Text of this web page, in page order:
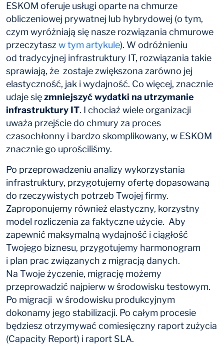
ESKOM oferuje usługi oparte na chmurze
obliczeniowej prywatnej lub hybrydowej (o tym,
czym wyróżniają się nasze rozwiązania chmurowe
przeczytasz w tym artykule). W odróżnieniu
od tradycyjnej infrastruktury IT, rozwiązania takie
sprawiają, że zostaje zwiększona zarówno jej
elastyczność, jak i wydajność. Co więcej, znacznie
udaje sięzmniejszyć wydatki na utrzymanie
infrastruktury IT. I chociaż wiele organizacji
uważa przejście do chmury za proces
czasochłonny i bardzo skomplikowany, w ESKOM
znacznie go uprościliśmy.
Po przeprowadzeniu analizy wykorzystania
infrastruktury, przygotujemy ofertę dopasowaną
do rzeczywistych potrzeb Twojej firmy.
Zaproponujemy również elastyczny, korzystny
model rozliczenia za faktyczne użycie. Aby
zapewnić maksymalną wydajność i ciągłość
Twojego biznesu, przygotujemy harmonogram
i plan prac związanych z migracją danych.
Na Twoje życzenie, migrację możemy
przeprowadzić najpierw w środowisku testowym.
Po migracji w środowisku produkcyjnym
dokonamy jego stabilizacji. Po całym procesie
będziesz otrzymywać comiesięczny raport zużycia
(Capacity Report) i raport SLA.